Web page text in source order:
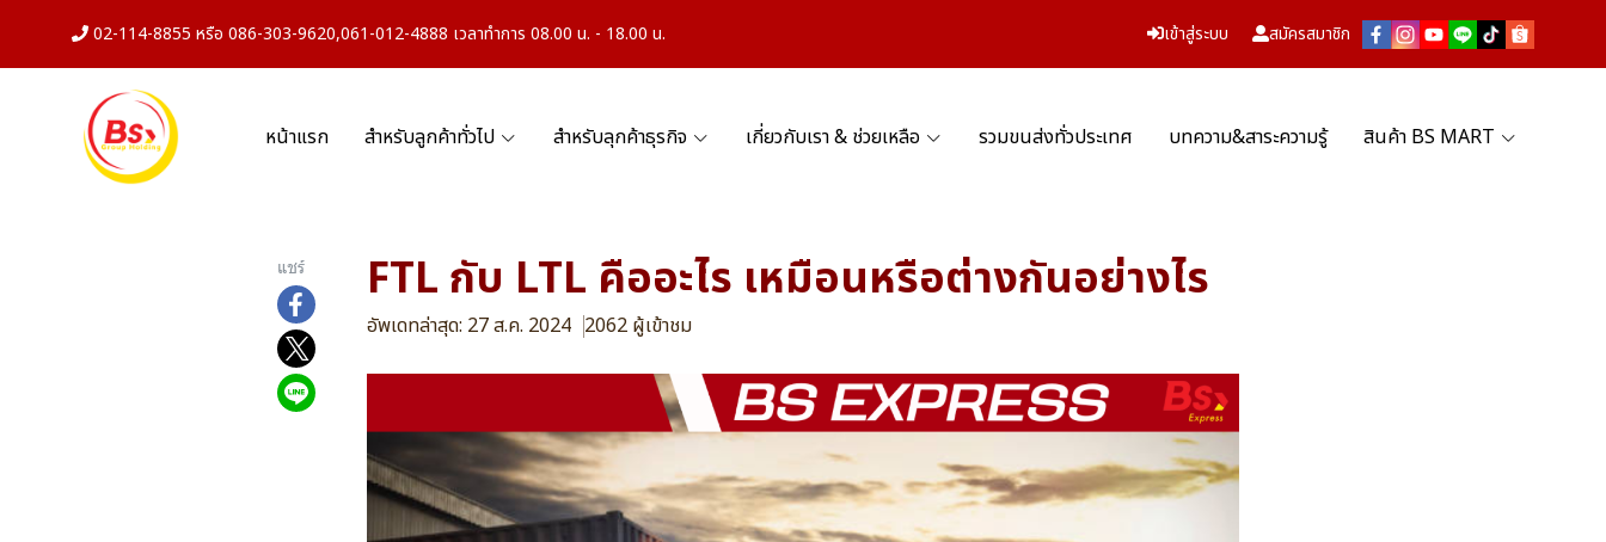
02-114-8855 หรือ 086-303-9620,061-012-4888 เวลาทำการ 08.00 น. - 18.00 น. เข้าสู่ระบบ สมัครสมาชิก
หน้าแรก สำหรับลูกค้าทั่วไป สำหรับลุกค้าธุรกิจ เกี่ยวกับเรา & ช่วยเหลือ รวมขนส่งทั่วประเทศ บทความ&สาระความรู้ สินค้า BS MART
แชร์ FTL กับ LTL คืออะไร เหมือนหรือต่างกันอย่างไร
อัพเดทล่าสุด: 27 ส.ค. 2024 2062 ผู้เข้าชม